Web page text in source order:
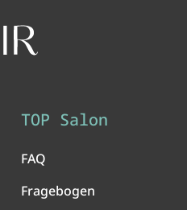
TOP Salon
FAQ
Fragebogen